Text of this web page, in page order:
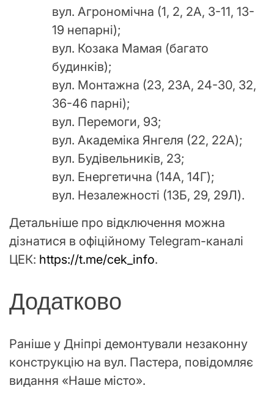
вул. Агрономічна (1, 2, 2А, 3-11, 13-
19 непарні);
вул. Козака Мамая (багато
будинків);
вул. Монтажна (23, 23А, 24-30, 32,
36-46 парні);
вул. Перемоги, 93;
вул. Академіка Янгеля (22, 22А);
вул. Будівельників, 23;
вул. Енергетична (14А, 14Г);
вул. Незалежності (13Б, 29, 29Л).
Детальніше про відключення можна
дізнатися в офіційному Telegram-каналі
ЦЕК: https://t.me/cek_info.
Додатково
Раніше у Дніпрі демонтували незаконну
конструкцію на вул. Пастера, повідомляє
видання «Наше місто».